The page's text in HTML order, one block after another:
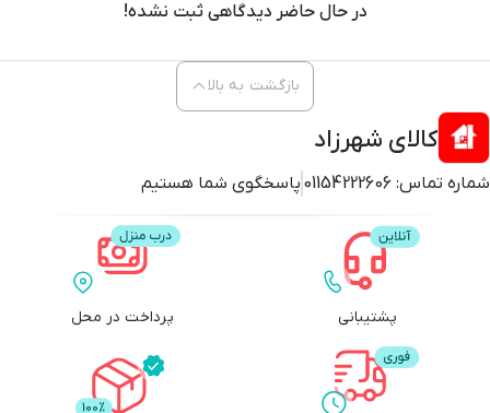
در حال حاضر دیدگاهی ثبت نشده!
کالای شهرزاد
شماره تماس: 01154222606 پاسخگوی شما هستیم
بازگشت به بالا
پشتیبانی پرداخت در محل